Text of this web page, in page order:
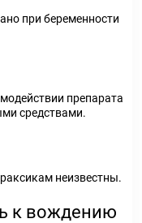
при беременности
препарата
средствами.
неизвестны.
к вождению